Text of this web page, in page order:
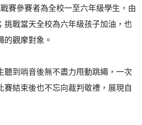
賽參賽者為全校一至六年級學生，由
挑戰當天全校為六年級孩子加油，也
的觀摩對象。
聽到哨音後無不盡力甩動跳繩，一次
賽結束後也不忘向裁判敬禮，展現自